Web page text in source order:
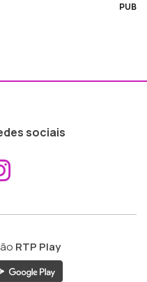
PUB
sociais
ao
RTP Play